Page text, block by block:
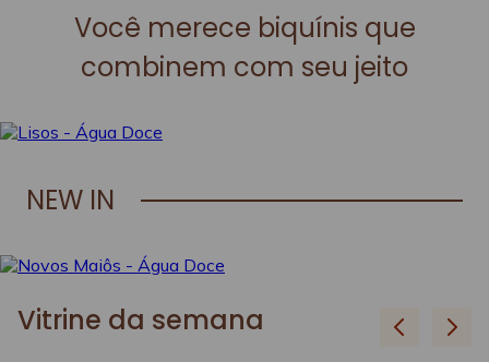
Você merece biquínis que
combinem com seu jeito
NEW IN
Vitrine da semana